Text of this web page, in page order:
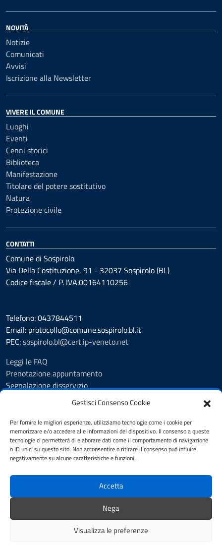
Gestisci Consenso Cookie
Per fornire le migliori esperienze, utilizziamo tecnologie come i cookie per
memorizzare e/o accedere alle informazioni del dispositivo. Il consenso a queste
tecnologie ci permetterà di elaborare dati come il comportamento di navigazione
o ID unici su questo sito. Non acconsentire o ritirare il consenso può influire
negativamente su alcune caratteristiche e funzioni.
Accetta
Nega
Visualizza le preferenze
NOVITÀ
Notizie
Comunicati
Avvisi
Iscrizione alla Newsletter
VIVERE IL COMUNE
Luoghi
Eventi
Cenni storici
Biblioteca
Manifestazione
Titolare del potere sostitutivo
Natura
Protezione civile
CONTATTI
Comune di Sospirolo
Via Della Costituzione, 91 - 32037 Sospirolo (BL)
Codice fiscale / P. IVA:00164110256
Telefono: 0437844511
Email: protocollo@comune.sospirolo.bl.it
PEC:sospirolo.bl@cert.ip-veneto.net
Leggi le FAQ
Prenotazione appuntamento
Segnalazione disservizio
Richiesta assistenza
MyPA - Portale Cittadino Veneto
Richiesta di patrocinio comunale Sospirolo
Amministrazione trasparente
Albo Pretorio
Cookie Policy
Dichiarazione di accessibilità
Obiettivi di accessibilità
Feedback